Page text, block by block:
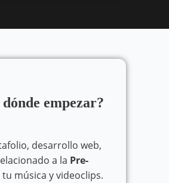
empezar?
desarrollo web,
a la Pre-
tu música y videoclips.